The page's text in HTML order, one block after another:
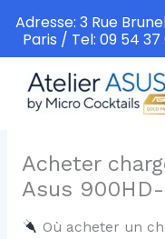
contenu
Acheter
Asus
Où acheter un
Adresse: 3 Rue
Paris / Tel: 09 54 37